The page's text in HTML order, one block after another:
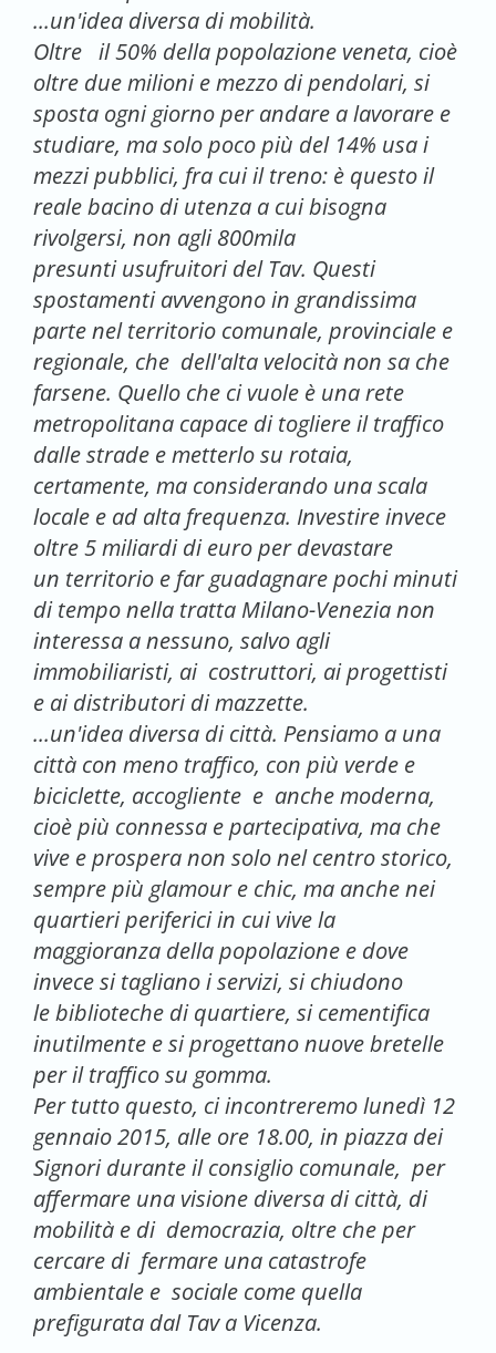
...un'idea diversa di mobilità.
Oltre il 50% della popolazione veneta, cioè
oltre due milioni e mezzo di pendolari, si
sposta ogni giorno per andare a lavorare e
studiare, ma solo poco più del 14% usa i
mezzi pubblici, fra cui il treno: è questo il
reale bacino di utenza a cui bisogna
rivolgersi, non agli 800mila
presunti usufruitori del Tav. Questi
spostamenti avvengono in grandissima
parte nel territorio comunale, provinciale e
regionale, che dell'alta velocità non sa che
farsene. Quello che ci vuole è una rete
metropolitana capace di togliere il traffico
dalle strade e metterlo su rotaia,
certamente, ma considerando una scala
locale e ad alta frequenza. Investire invece
oltre 5 miliardi di euro per devastare
un territorio e far guadagnare pochi minuti
di tempo nella tratta Milano-Venezia non
interessa a nessuno, salvo agli
immobiliaristi, ai costruttori, ai progettisti
e ai distributori di mazzette.
...un'idea diversa di città. Pensiamo a una
città con meno traffico, con più verde e
biciclette, accogliente e anche moderna,
cioè più connessa e partecipativa, ma che
vive e prospera non solo nel centro storico,
sempre più glamour e chic, ma anche nei
quartieri periferici in cui vive la
maggioranza della popolazione e dove
invece si tagliano i servizi, si chiudono
le biblioteche di quartiere, si cementifica
inutilmente e si progettano nuove bretelle
per il traffico su gomma.
Per tutto questo, ci incontreremo lunedì 12
gennaio 2015, alle ore 18.00, in piazza dei
Signori durante il consiglio comunale, per
affermare una visione diversa di città, di
mobilità e di democrazia, oltre che per
cercare di fermare una catastrofe
ambientale e sociale come quella
prefigurata dal Tav a Vicenza.